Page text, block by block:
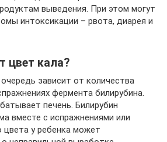
выведения. При этом могут
интоксикации – рвота, диарея и
цвет кала?
зависит от количества
фермента билирубина.
печень. Билирубин
вместе с испражнениями или
цвета у ребенка может